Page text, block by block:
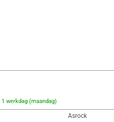
1 werkdag (maandag)
Asrock